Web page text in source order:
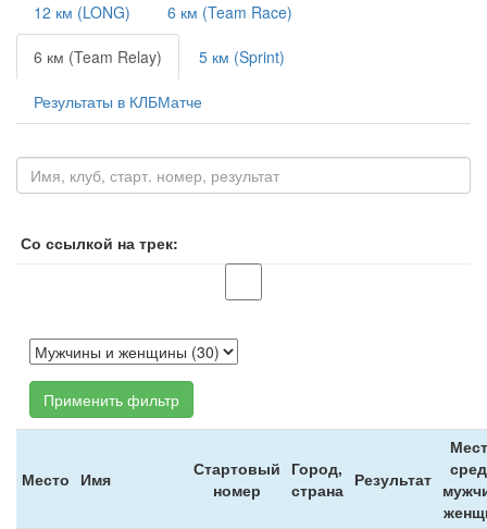
12 км (LONG) 6 км (Team Race)
6 км (Team Relay) 5 км (Sprint)
Результаты в КЛБМатче
Со ссылкой на трек:
Применить фильтр
Место Имя
Стартовый
номер
Город,
страна Результат